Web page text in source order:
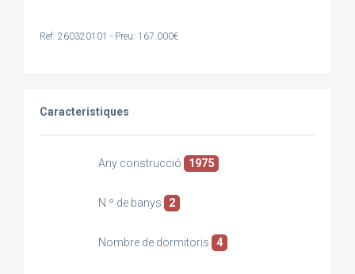
Ref. 260320101 - Preu: 167.000€
Caracteristiques
Any construcció 1975
N º de banys 2
Nombre de dormitoris 4